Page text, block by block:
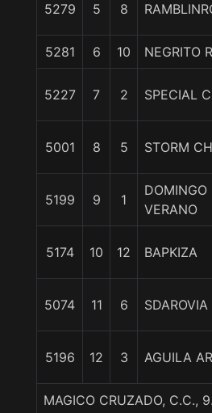
5279 5 8
5281 6 10 NEGRITO
5227 7 2 SPECIAL
5001 8 5 STORM
5199 9 1
DOMINGO
VERANO
5174 10 12 BAPKIZA
5074 11 6 SDAROVIA
5196 12 3 AGUILA
MAGICO CRUZADO, C.C.,